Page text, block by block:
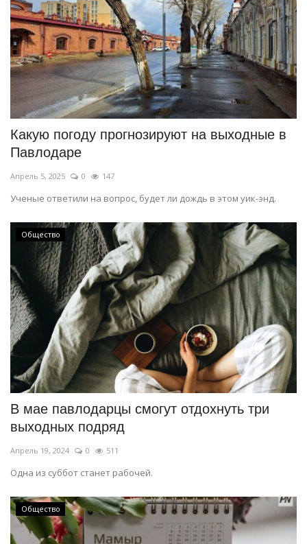
Какую погоду прогнозируют на выходные в
Павлодаре
Апрель 5, 2025 0 147
Ученые ответили на вопрос, будет ли дождь в этом уик-энд.
Общество
В мае павлодарцы смогут отдохнуть три
выходных подряд
Апрель 19, 2024 0 511
Одна из суббот станет рабочей.
Общество